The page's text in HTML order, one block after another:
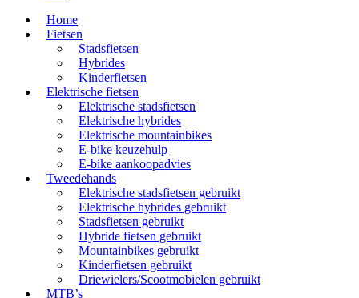
Home
Fietsen
Stadsfietsen
Hybrides
Kinderfietsen
Elektrische fietsen
Elektrische stadsfietsen
Elektrische hybrides
Elektrische mountainbikes
E-bike keuzehulp
E-bike aankoopadvies
Tweedehands
Elektrische stadsfietsen gebruikt
Elektrische hybrides gebruikt
Stadsfietsen gebruikt
Hybride fietsen gebruikt
Mountainbikes gebruikt
Kinderfietsen gebruikt
Driewielers/Scootmobielen gebruikt
MTB’s